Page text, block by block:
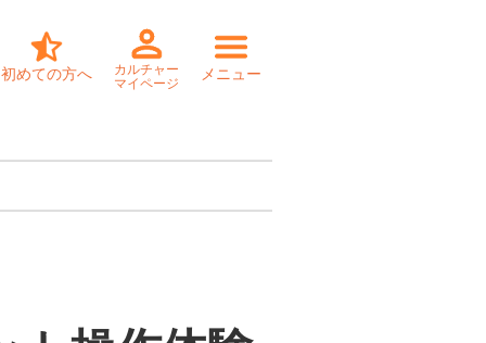
初めての方へ
カルチャー
マイページ
メニュー